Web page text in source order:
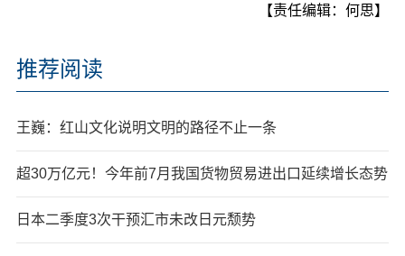
【责任编辑：何思】
推荐阅读
王巍：红山文化说明文明的路径不止一条
超30万亿元！今年前7月我国货物贸易进出口延续增长态势
日本二季度3次干预汇市未改日元颓势